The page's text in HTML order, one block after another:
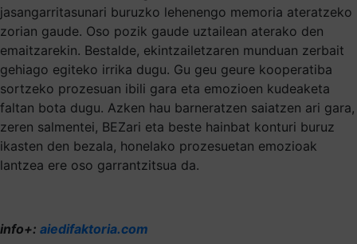
jasangarritasunari buruzko lehenengo memoria ateratzeko
zorian gaude. Oso pozik gaude uztailean aterako den
emaitzarekin. Bestalde, ekintzailetzaren munduan zerbait
gehiago egiteko irrika dugu. Gu geu geure kooperatiba
sortzeko prozesuan ibili gara eta emozioen kudeaketa
faltan bota dugu. Azken hau barneratzen saiatzen ari gara,
zeren salmentei, BEZari eta beste hainbat konturi buruz
ikasten den bezala, honelako prozesuetan emozioak
lantzea ere oso garrantzitsua da.
info+: aiedifaktoria.com